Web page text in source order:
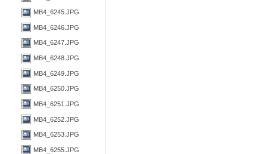
MB4_6245.JPG
MB4_6246.JPG
MB4_6247.JPG
MB4_6248.JPG
MB4_6249.JPG
MB4_6250.JPG
MB4_6251.JPG
MB4_6252.JPG
MB4_6253.JPG
MB4_6255.JPG